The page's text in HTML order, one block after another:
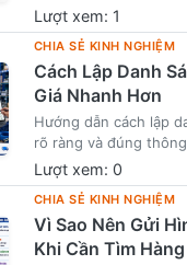
đèn trợ sáng, tay lái,
và phụ kiện touring.
đại diện danh mục đồ
nâng cấp xe hoặc
phẩm trên
Lượt xem: 1
CHIA SẺ KINH NGHIỆM
Cách Lập Danh
Giá Nhanh Hơn
Hướng dẫn cách lập
rõ ràng và đúng
nghiệp yêu cầu báo
hơn và hạn chế mua
Lượt xem: 0
CHIA SẺ KINH NGHIỆM
Vì Sao Nên Gửi
Khi Cần Tìm